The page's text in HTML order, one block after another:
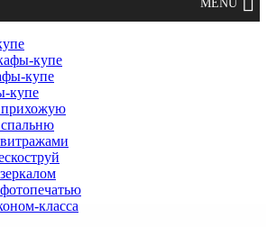
купе
купе
купе
класса